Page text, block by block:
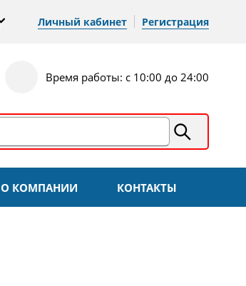
Личный кабинет Регистрация
Время работы: с 10:00 до 24:00
О КОМПАНИИ КОНТАКТЫ